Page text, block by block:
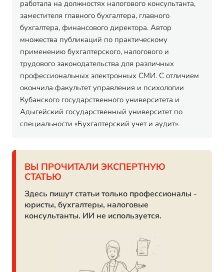
работала на должностях налогового консультанта,
заместителя главного бухгалтера, главного
бухгалтера, финансового директора. Автор
множества публикаций по практическому
применению бухгалтерского, налогового и
трудового законодательства для различных
профессиональных электронных СМИ. С отличием
окончила факультет управления и психологии
Кубанского государственного университета и
Адыгейский государственный университет по
специальности «Бухгалтерский учет и аудит».
ВЫ ПРОЧИТАЛИ ЭКСПЕРТНУЮ
СТАТЬЮ
Здесь пишут статьи только профессионалы -
юристы, бухгалтеры, налоговые
консультанты. ИИ не используется.